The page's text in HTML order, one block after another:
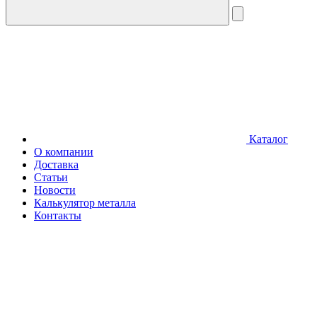
Каталог
О компании
Доставка
Статьи
Новости
Калькулятор металла
Контакты